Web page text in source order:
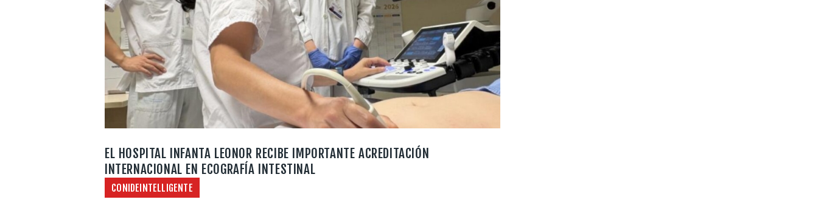
EL HOSPITAL INFANTA LEONOR RECIBE IMPORTANTE ACREDITACIÓN
INTERNACIONAL EN ECOGRAFÍA INTESTINAL
CONIDEINTELLIGENTE